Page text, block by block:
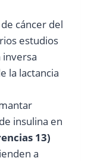
cáncer del
estudios
inversa
la lactancia
insulina en
13)
a